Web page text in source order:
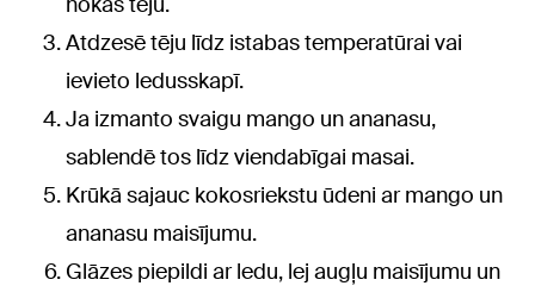
Atdzesē tēju līdz istabas temperatūrai vai
ievieto ledusskapī.
Ja izmanto svaigu mango un ananasu,
sablendē tos līdz viendabīgai masai.
Krūkā sajauc kokosriekstu ūdeni ar mango un
ananasu maisījumu.
Glāzes piepildi ar ledu, lej augļu maisījumu un